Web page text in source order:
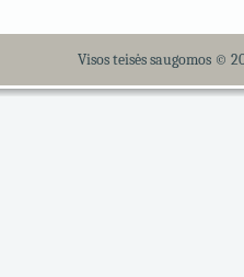
Visos teisės saugomos ©